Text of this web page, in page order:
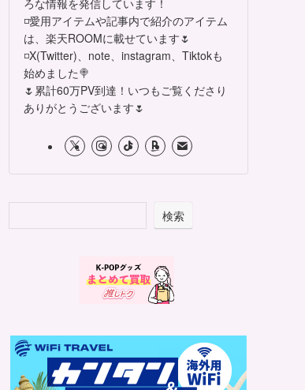
◽愛用アイテムや記事内で紹介のアイテム
は、楽天ROOMに載せています🌷
◽X(Twitter)、note、instagram、Tiktokも
始めました🍭
🌷累計60万PV到達！いつもご覧くださり
ありがとうございます🌷
検索